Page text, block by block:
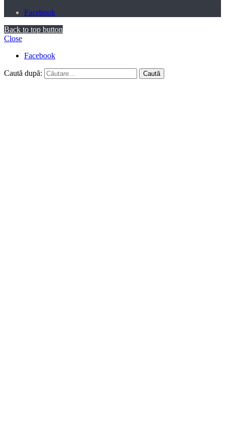
Facebook
Back to top button
Close
Facebook
Caută după: